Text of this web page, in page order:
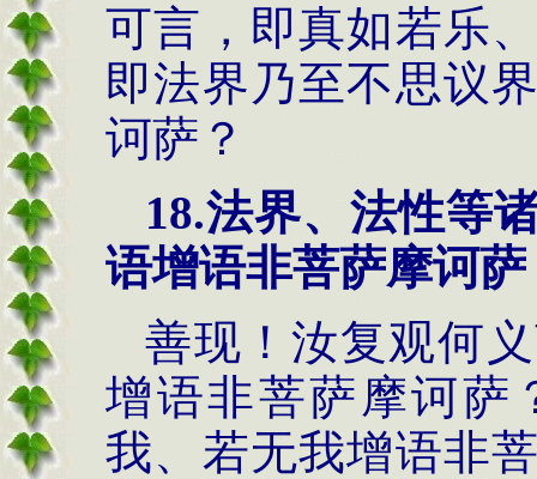
可言，即真如若乐
即法界乃至不思议
诃萨？
18.法界、法性等
语增语非菩萨摩诃萨
善现！汝复观何
增语非菩萨摩诃萨
我、若无我增语非